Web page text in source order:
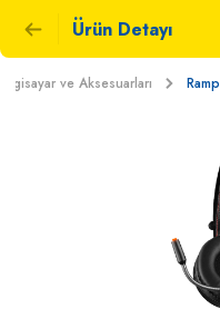
Ürün Detayı
Bilgisayar ve Aksesuarları